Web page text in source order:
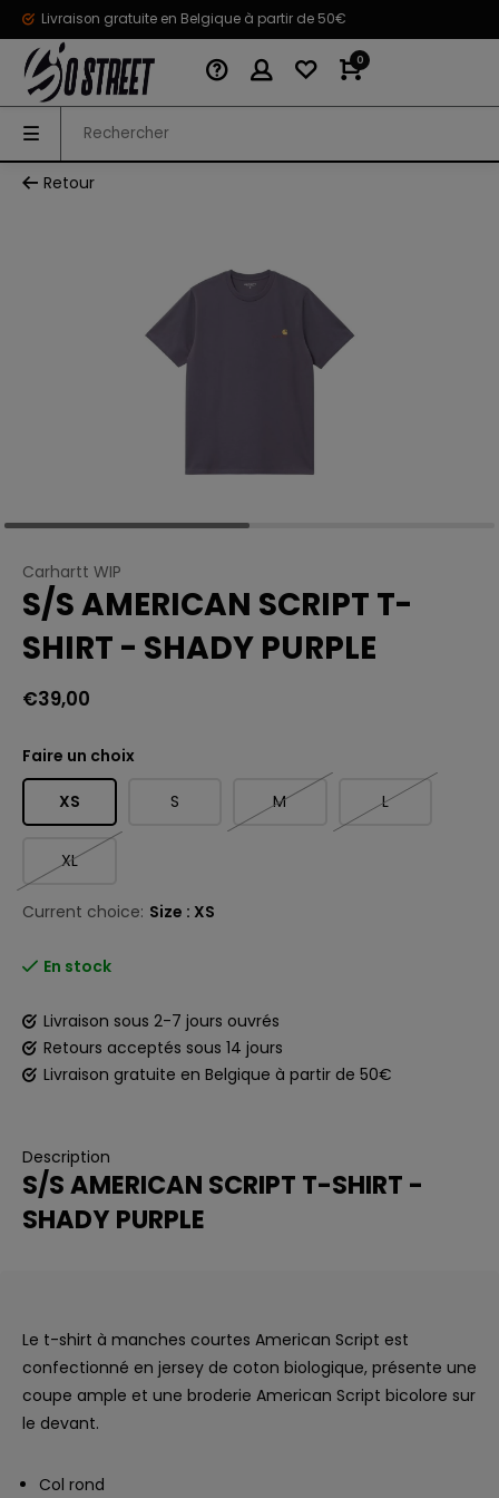
Livraison gratuite en Belgique à partir de 50€
0
Retour
Carhartt WIP
S/S AMERICAN SCRIPT T-
SHIRT - SHADY PURPLE
€39,00
Faire un choix
XS S M L
XL
Current choice: Size : XS
En stock
Livraison sous 2-7 jours ouvrés
Retours acceptés sous 14 jours
Livraison gratuite en Belgique à partir de 50€
Description
S/S AMERICAN SCRIPT T-SHIRT -
SHADY PURPLE
Le t-shirt à manches courtes American Script est
confectionné en jersey de coton biologique, présente une
coupe ample et une broderie American Script bicolore sur
le devant.
Col rond